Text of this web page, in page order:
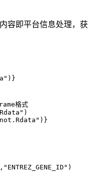
容即平台信息处理，获
格式